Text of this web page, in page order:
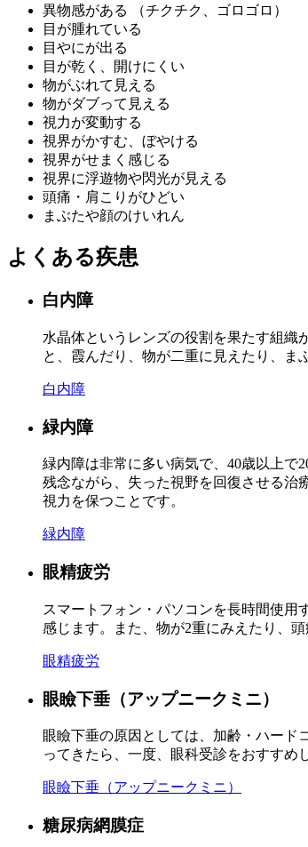
異物感がある （チクチク、ゴロゴロ）
目が腫れている
目やにが出る
目が乾く、開けにくい
物がぶれて見える
物がダブって見える
視力が変動する
視界がかすむ、ぼやける
視界がせまく感じる
視界に浮遊物や閃光が見える
頭痛・肩こりがひどい
まぶたや顔のけいれん
よくある疾患
白内障
水晶体というレンズの役割を果たす組織
と、霞んだり、物が二重に見えたり、ま
白内障
緑内障
緑内障は非常に多い病気で、40歳以上で
残念ながら、失った視野を回復させる治
視力を保つことです。
緑内障
眼精疲労
スマートフォン・パソコンを長時間使用
感じます。また、物が2重にみえたり、
眼精疲労
眼瞼下垂（アップニークミニ）
眼瞼下垂の原因としては、加齢・ハー
ってきたら、一度、眼科受診をおすすめ
眼瞼下垂（アップニークミニ）
糖尿病網膜症